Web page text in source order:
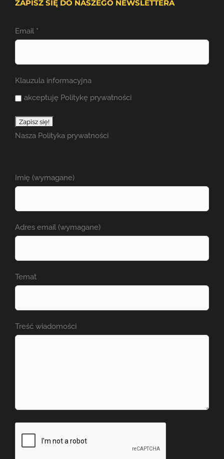
ZAPISZ SIĘ DO NASZEGO NEWSLETTERA
Email *
Klauzula informacyjna
akceptuję Politykę prywatności
Nasza Polityka prywatności
Imię (wymagane)
Adres email (wymagane)
Temat
Treść wiadomości